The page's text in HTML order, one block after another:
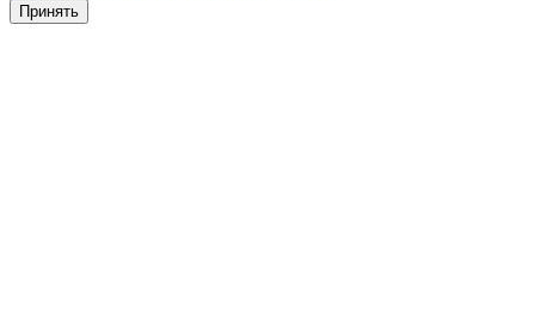
Принять